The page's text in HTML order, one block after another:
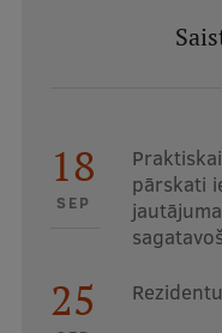
18
SEP
pārskati
25